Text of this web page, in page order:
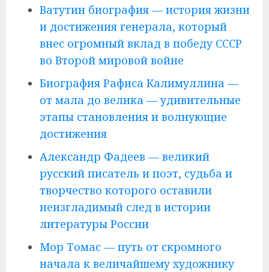
Ватутин биография — история жизни
и достижения генерала, который
внес огромный вклад в победу СССР
во Второй мировой войне
Биография Рафиса Калимуллина —
от мала до велика — удивительные
этапы становления и волнующие
достижения
Александр Фадеев — великий
русский писатель и поэт, судьба и
творчество которого оставили
неизгладимый след в истории
литературы России
Мор Томас — путь от скромного
начала к величайшему художнику